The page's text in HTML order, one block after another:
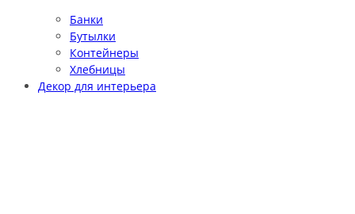
Банки
Бутылки
Контейнеры
Хлебницы
Декор для интерьера